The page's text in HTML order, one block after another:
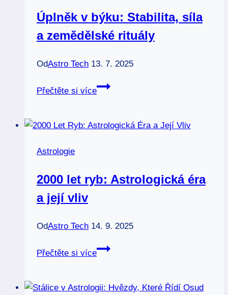
pro
změny
Úplněk v býku: Stabilita, síla
a zemědělské rituály
OdAstro Tech 13. 7. 2025
Přečtěte si více
Úplněk
Stabilita,
rituály
Astrologie
2000 let ryb: Astrologická éra
a její vliv
OdAstro Tech 14. 9. 2025
Přečtěte si více
2000
Astrologická